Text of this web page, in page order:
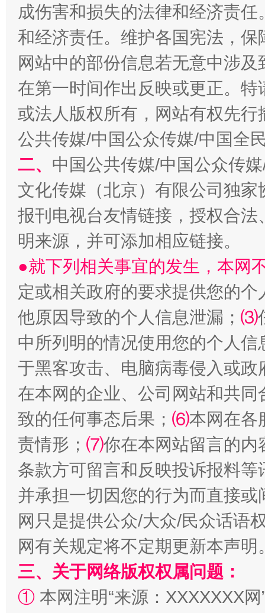
揭开“小金库”的免责幌子
受贿1.44亿！段成刚被判无期 从幼
全民健身五年计划来了！等你上场
阿坝州三大球赛在茂县开幕 规模
成伤害和损失的法律和经济责
和经济责任。维护各国宪法，
网站中的部份信息若无意中涉
在第一时间作出反映或更正。
或法人版权所有，网站有权先
公共传媒/中国公众传媒/中国全
二、 中国公共传媒/中国公众传
文化传媒（北京）有限公司独
报刊电视台友情链接，授权合
明来源，并可添加相应链接。
●就下列相关事宜的发生，本网
定或相关政府的要求提供您的个
他原因导致的个人信息泄漏； ⑶
中所列明的情况使用您的个人
于黑客攻击、电脑病毒侵入或
在本网的企业、公司网站和共
致的任何事态后果； ⑹本网在各
责情形； ⑺你在本网站留言的内
条款方可留言和反映投诉报料
并承担一切因您的行为而直接
网只是提供公众/大众/民众话语
网有关规定将不定期更新本声明
三、关于网络版权权属问题：
① 本网注明“来源：XXXXXXX